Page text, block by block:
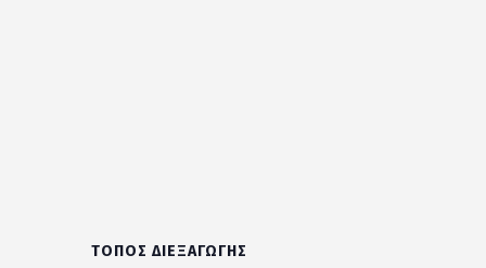
ΤΌΠΟΣ ΔΙΕΞΑΓΩΓΉΣ